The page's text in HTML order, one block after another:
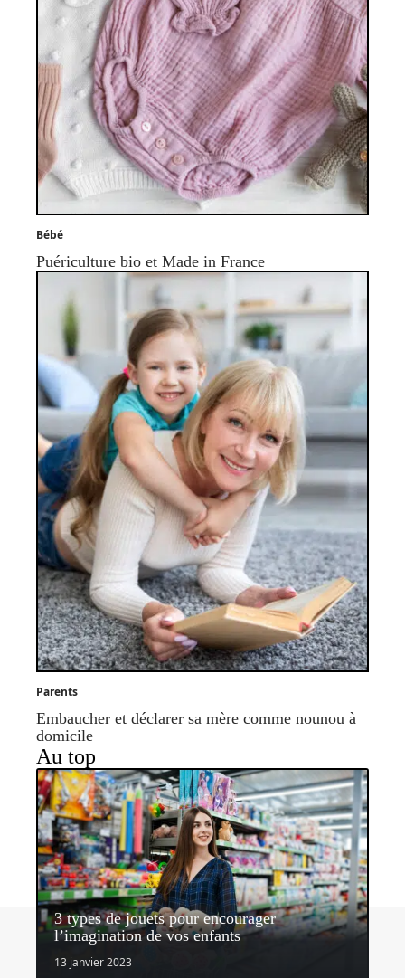
Bébé
Puériculture bio et Made in France
Parents
Embaucher et déclarer sa mère comme nounou à
domicile
Au top
3 types de jouets pour encourager
l’imagination de vos enfants
13 janvier 2023© 2026 | nosenfantsdabord.com
Contact Mentions légales Sitemap